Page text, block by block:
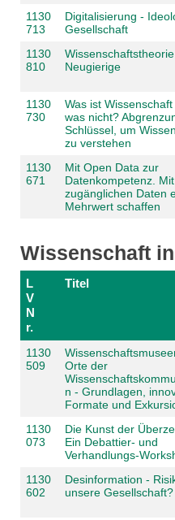
1130
713
Digitalisierung -
Gesellschaft
1130
810
Neugierige
1130
730
Was ist
was nicht?
Schlüssel, um
zu verstehen
1130
671
Mit Open Data zur
Datenkompetenz.
zugänglichen Daten
Mehrwert schaffen
Wissenschaft
L
V
N
r.
Titel
1130
509
Orte der
n - Grundlagen,
Formate und
1130
073
Die Kunst der
Ein Debattier- und
Verhandlungs-
1130
602
Desinformation -
unsere Gesellschaft?